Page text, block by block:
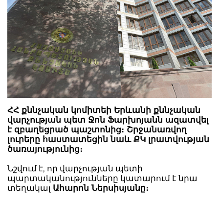
ՀՀ քննչական կոմիտեի Երևանի քննչական
վարչության պետ Ջոն Ֆարխոյանն ազատվել
է զբաղեցրած պաշտոնից։ Շրջանառվող
լուրերը հաստատեցին նաև ՔԿ լրատվության
ծառայությունից։
Նշվում է, որ վարչության պետի
պարտականությունները կատարում է նրա
տեղակալ Ահարոն Ներսիսյանը։